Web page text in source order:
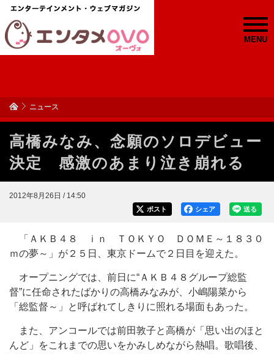
MENU
ニュース
高橋みなみ、念願のソロデビュー
決定 感激のあまり泣き崩れる
2012年8月26日 / 14:50
送る
シェア
ポスト
「ＡＫＢ４８ ｉｎ ＴＯＫＹＯ ＤＯＭＥ～１８３０
ｍの夢～」が２５日、東京ドームで２日目を迎えた。
オープニングでは、前日に“ＡＫＢ４８グループ総監
督”に任命されたばかりの高橋みなみが、小嶋陽菜から
「総監督～」と呼ばれてしきりに照れる場面もあった。
また、アンコールでは前田敦子と高橋が「思い出のほと
んど」をこれまでの思いをかみしめながら熱唱。歌唱後、